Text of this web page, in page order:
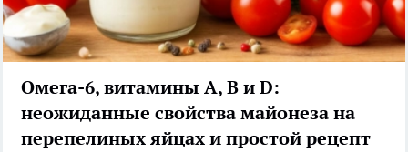
Омега-6, витамины А, В и D:
неожиданные свойства майонеза на
перепелиных яйцах и простой рецепт